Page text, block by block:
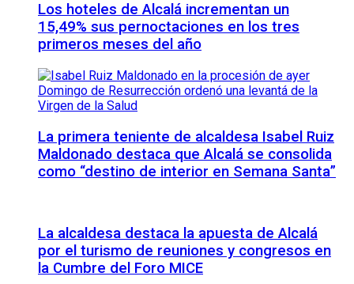
Los hoteles de Alcalá incrementan un
15,49% sus pernoctaciones en los tres
primeros meses del año
La primera teniente de alcaldesa Isabel Ruiz
Maldonado destaca que Alcalá se consolida
como “destino de interior en Semana Santa”
La alcaldesa destaca la apuesta de Alcalá
por el turismo de reuniones y congresos en
la Cumbre del Foro MICE